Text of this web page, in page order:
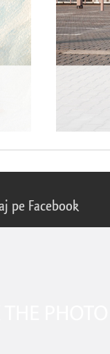
pe Facebook